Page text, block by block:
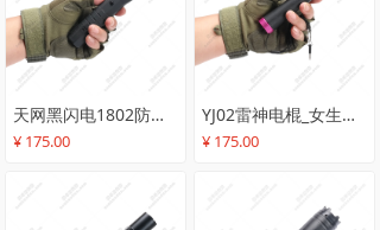
天网黑闪电1802防身电棍_电击防身手电筒高压电棒警棍_女子防身器材电击防身器
¥ 175.00
YJ02雷神电棍_女生防狼电棒_女子合法防身器材电击防身手电筒
¥ 175.00